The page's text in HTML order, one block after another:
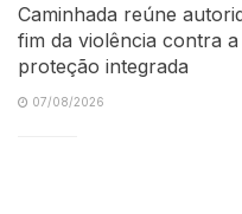
Caminhada reúne
fim da violência contra
proteção integrada
07/08/2026